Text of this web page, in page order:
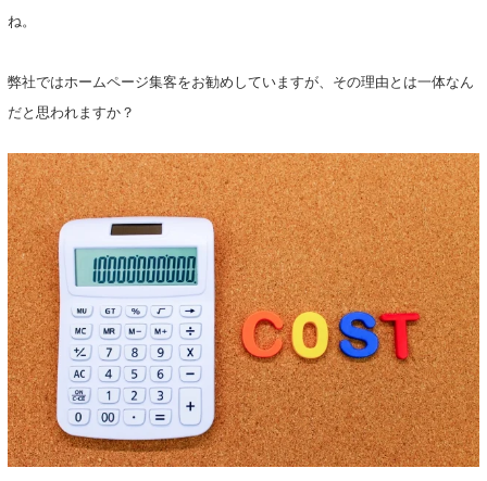
ね。
弊社ではホームページ集客をお勧めしていますが、その理由とは一体なん
だと思われますか？